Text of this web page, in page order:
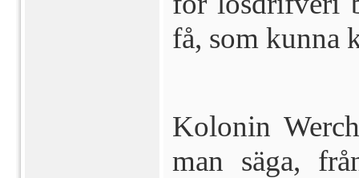
få, som kunna
Kolonin
man säga,